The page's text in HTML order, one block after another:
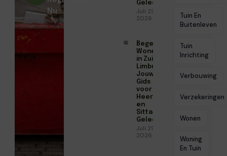
Geleen
Juli 29,
2026
Begeleid
Wonen
in Zuid-
Limburg:
Jouw
Gids
voor
Heerlen
en
Sittard-
Geleen
Juli 29,
2026
Tuin En
Buitenleven
Tuin
Inrichting
Verbouwing
Verzekeringen
Wonen
Woning
En Tuin
Nu